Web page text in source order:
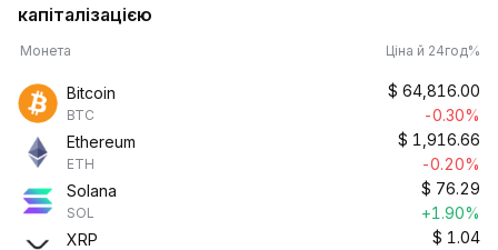
капіталізацією
Монета Ціна й 24год%
Bitcoin
BTC
$ 64,816.00
-0.30%
Ethereum
ETH
$ 1,916.66
-0.20%
Solana
SOL
$ 76.29
+1.90%
XRP
$ 1.04